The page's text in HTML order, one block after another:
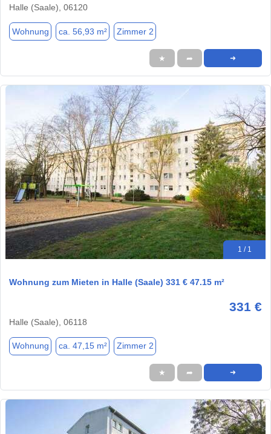
Halle (Saale), 06120
Wohnung ca. 56,93 m² Zimmer 2
★ ➦ ➜
1 / 1
Wohnung zum Mieten in Halle (Saale) 331 € 47.15 m²
331 €
Halle (Saale), 06118
Wohnung ca. 47,15 m² Zimmer 2
★ ➦ ➜